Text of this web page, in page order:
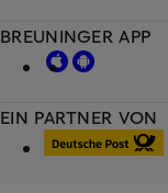
EIN PARTNER VON
BREUNINGER APP